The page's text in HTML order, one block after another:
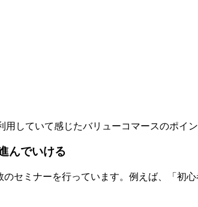
していて感じたバリューコマースのポイン
んでいける
セミナーを行っています。例えば、「初